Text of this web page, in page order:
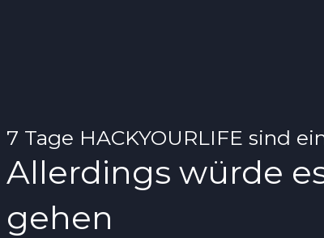
7 Tage HACKYOURLIFE sind
Allerdings würde
gehen